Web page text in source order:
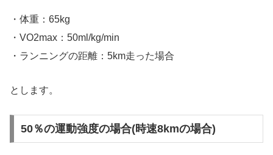
・体重：65kg
・VO2max：50ml/kg/min
・ランニングの距離：5km走った場合
とします。
50％の運動強度の場合(時速8kmの場合)